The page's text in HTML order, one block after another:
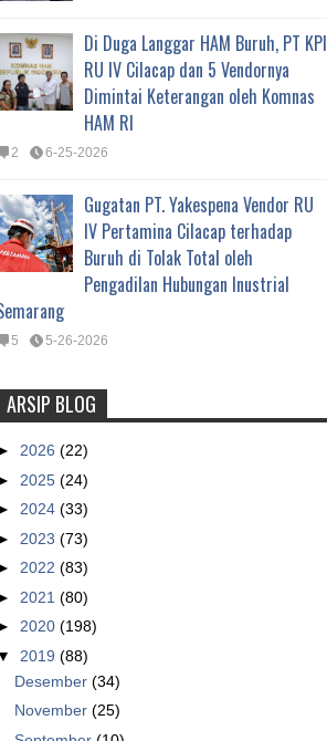
Di Duga Langgar HAM Buruh, PT KPI
RU IV Cilacap dan 5 Vendornya
Dimintai Keterangan oleh Komnas
HAM RI
2 6-25-2026
Gugatan PT. Yakespena Vendor RU
IV Pertamina Cilacap terhadap
Buruh di Tolak Total oleh
Pengadilan Hubungan Inustrial
5 5-26-2026
Tentang Waktu Kerja Satpam
Inoni , Kepala Departemen Organisasi DPP
Regulasi yang mengatur tentang pe...
to intimidate them
sumber :
http://www.abc.net.au/news/2013
-01-15/nike-accused-of-using-military-to-
ARSIP BLOG
2026 (22)
2025 (24)
2024 (33)
2023 (73)
2022 (83)
2021 (80)
2020 (198)
▼ 2019 (88)
Desember (34)
November (25)